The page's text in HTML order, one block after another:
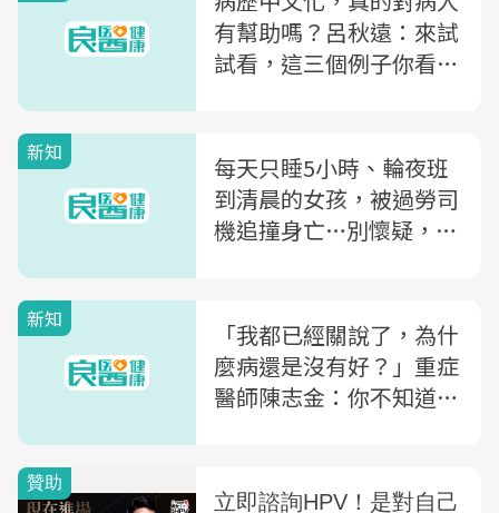
有幫助嗎？呂秋遠：來試
試看，這三個例子你看懂
新知
每天只睡5小時、輪夜班
到清晨的女孩，被過勞司
機追撞身亡…別懷疑，這
新知
「我都已經關說了，為什
麼病還是沒有好？」重症
醫師陳志金：你不知道的